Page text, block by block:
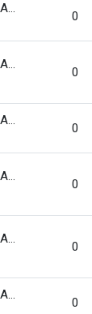
RAQUEL PEREIRA DE ARRUDA
0
RAQUEL PEREIRA DE ARRUDA
0
RAQUEL PEREIRA DE ARRUDA
0
RAQUEL PEREIRA DE ARRUDA
0
RAQUEL PEREIRA DE ARRUDA
0
RAQUEL PEREIRA DE ARRUDA
0